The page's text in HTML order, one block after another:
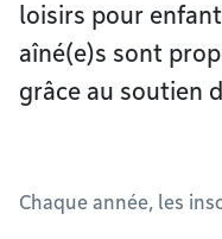
loisirs pour
aîné(e)s sont
grâce au soutien
Chaque année, les